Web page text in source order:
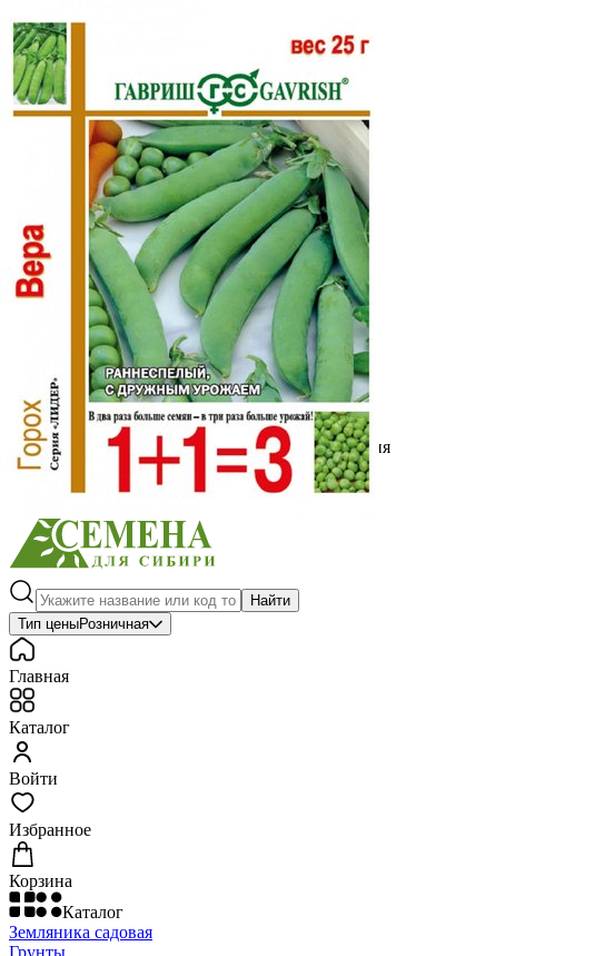
Выберите город
Обратный звонокЗаказать обратный звонок
Каталог
Семена
Грунты
Газонные травы, сидераты
Горшки, рассадники, аксессуары
Посадочный материал
Садовый инструмент, инвентарь
Консервирование
Средства защиты, удобрения, добавки, химия
Обустройство сада, декор
Найти
Тип ценыРозничная
Главная
Каталог
Войти
Избранное
Корзина
Каталог
Земляника садовая